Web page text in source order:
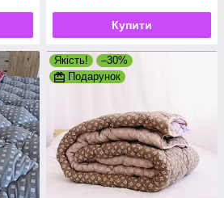
Купити
Якість!
–30%
Подарунок